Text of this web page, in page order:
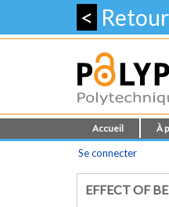
<
Accueil À
Se connecter
EFFECT OF